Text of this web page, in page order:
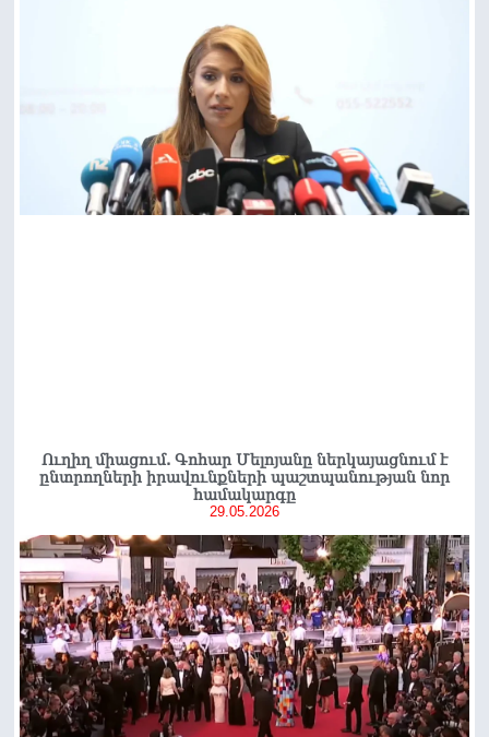
Ուղիղ միացում. Գոհար Մելոյանը ներկայացնում է
ընտրողների իրավունքների պաշտպանության նոր
համակարգը
29.05.2026